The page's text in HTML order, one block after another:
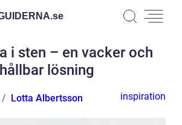
se
i sten – en vacker och
hållbar lösning
Lotta Albertsson inspiration